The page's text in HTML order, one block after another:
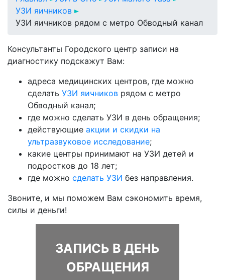
УЗИ яичников
УЗИ яичников рядом с метро Обводный канал
Консультанты Городского центр записи на
диагностику подскажут Вам:
адреса медицинских центров, где можно
сделать УЗИ яичников рядом с метро
Обводный канал;
где можно сделать УЗИ в день обращения;
действующие акции и скидки на
ультразвуковое исследование;
какие центры принимают на УЗИ детей и
подростков до 18 лет;
где можно сделать УЗИ без направления.
Звоните, и мы поможем Вам сэкономить время,
силы и деньги!
ЗАПИСЬ В ДЕНЬ
ОБРАЩЕНИЯ